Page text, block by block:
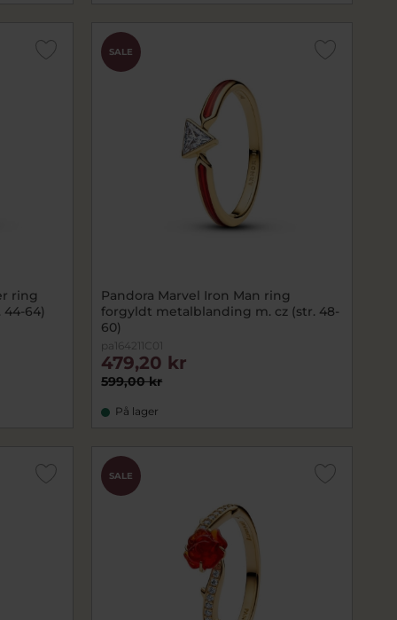
ring
64)
SALE
Pandora Marvel Iron Man ring
forgyldt metalblanding m. cz (str. 48-
60)
pa164211C01
599,00 kr
479,20 kr
På lager
SALE